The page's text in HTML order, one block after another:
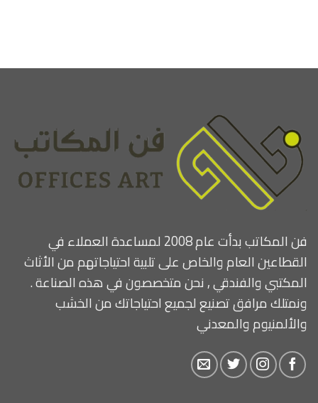
فن المكاتب بدأت عام 2008 لمساعدة العملاء في
القطاعين العام والخاص على تلبية احتياجاتهم من الأثاث
المكتبي والفندقي , نحن متخصصون في هذه الصناعة .
ونمتلك مرافق تصنيع لجميع احتياجاتك من الخشب
والألمنيوم والمعدني